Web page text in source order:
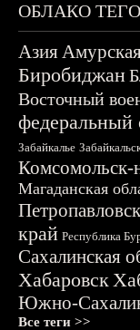
ОБЛАКО
Азия
Биробиджан
Восточный
федеральный
Забайкалье
Магаданская
край Республика
Сахалинская
Хабаровск
Южно-
Все теги >>